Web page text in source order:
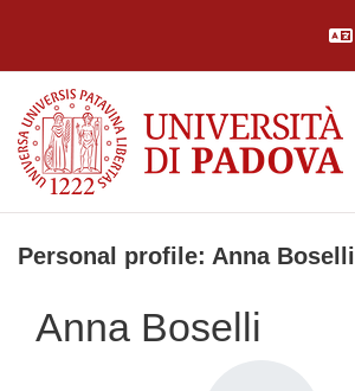
Personal profile: Anna Boselli
Anna Boselli